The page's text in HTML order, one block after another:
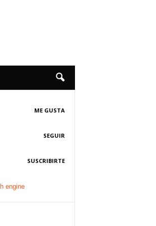
ME GUSTA
SEGUIR
SUSCRIBIRTE